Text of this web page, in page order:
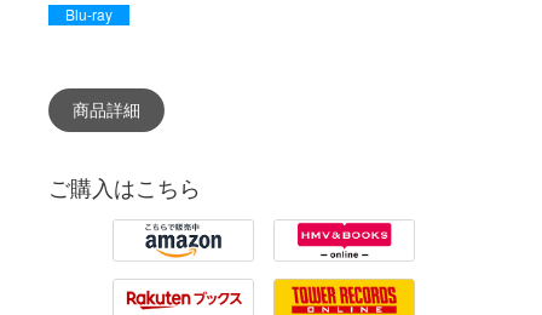
Blu-ray
商品詳細
ご購入はこちら
Amazon HMV